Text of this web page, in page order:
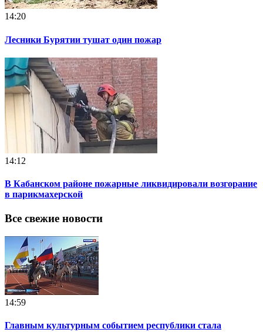
14:20
Лесники Бурятии тушат один пожар
14:12
В Кабанском районе пожарные ликвидировали возгорание
в парикмахерской
Все свежие новости
14:59
Главным культурным событием республики стала